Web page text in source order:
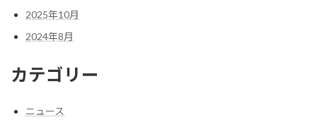
2025年10月
2024年8月
カテゴリー
ニュース